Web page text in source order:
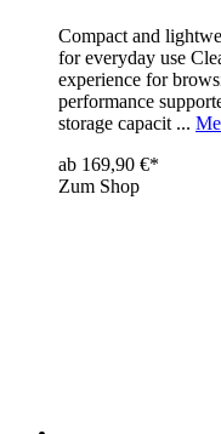
Compact and
for everyday use
experience for
performance
storage capacit ...
ab 169,90 €*
Zum Shop